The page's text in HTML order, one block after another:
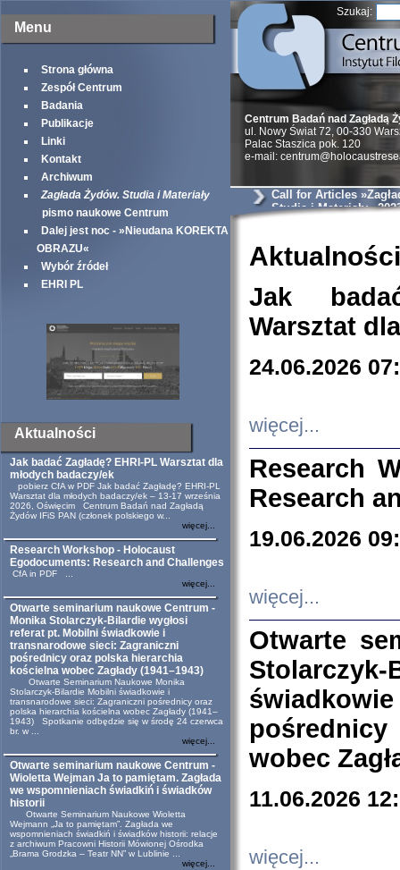
Menu
Strona główna
Zespół Centrum
Badania
Publikacje
Linki
Kontakt
Archiwum
Zagłada Żydów. Studia i Materiały
pismo naukowe Centrum
Dalej jest noc - »Nieudana KOREKTA
OBRAZU«
Wybór źródeł
EHRI PL
Aktualności
Jak badać Zagładę? EHRI-PL Warsztat dla
młodych badaczy/ek
pobierz CfA w PDF Jak badać Zagładę? EHRI-PL
Warsztat dla młodych badaczy/ek – 13-17 września
2026, Oświęcim Centrum Badań nad Zagładą
Żydów IFiS PAN (członek polskiego w...
więcej...
Research Workshop - Holocaust
Egodocuments: Research and Challenges
CfA in PDF ...
więcej...
Otwarte seminarium naukowe Centrum -
Monika Stolarczyk-Bilardie wygłosi
referat pt. Mobilni świadkowie i
transnarodowe sieci: Zagraniczni
pośrednicy oraz polska hierarchia
kościelna wobec Zagłady (1941–1943)
Otwarte Seminarium Naukowe Monika
Stolarczyk-Bilardie Mobilni świadkowie i
transnarodowe sieci: Zagraniczni pośrednicy oraz
polska hierarchia kościelna wobec Zagłady (1941–
1943) Spotkanie odbędzie się w środę 24 czerwca
br. w ...
więcej...
Otwarte seminarium naukowe Centrum -
Wioletta Wejman Ja to pamiętam. Zagłada
we wspomnieniach świadkiń i świadków
historii
Otwarte Seminarium Naukowe Wioletta
Wejmann „Ja to pamiętam”. Zagłada we
wspomnieniach świadkiń i świadków historii: relacje
z archiwum Pracowni Historii Mówionej Ośrodka
„Brama Grodzka – Teatr NN” w Lublinie ...
więcej...
Szukaj:
Centrum Badań nad Zagładą
ul. Nowy Świat 72, 00-330
Palac Staszica pok. 120
e-mail:
Call for Articles
Studia i Materiały«
Aktualności
Jak
Warsztat
24.06.2026
więcej...
Research
Research
19.06.2026
więcej...
Otwarte
wobec
11.06.2026
więcej...